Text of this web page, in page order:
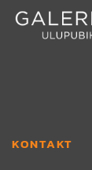
KONTAKT